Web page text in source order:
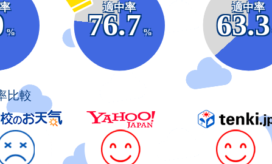
%
適中率
76.7
%
適中率
比較